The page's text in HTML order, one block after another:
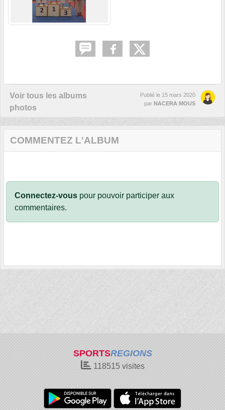
Voir tous les albums
photos
Publié le 15 mars 2020
par NACERA MOUS
COMMENTEZ L'ALBUM
Connectez-vous pour pouvoir participer aux
commentaires.
SPORTSREGIONS
118515 visites